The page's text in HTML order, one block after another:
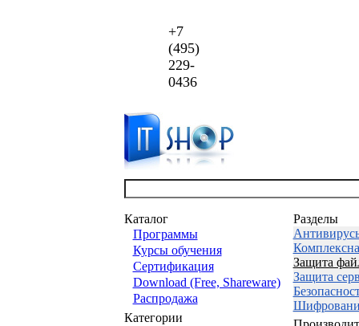
+7
(495)
229-
0436
Каталог
Программы
Курсы обучения
Сертификация
Download (Free, Shareware)
Распродажа
Категории
Разделы
Защита
Защита